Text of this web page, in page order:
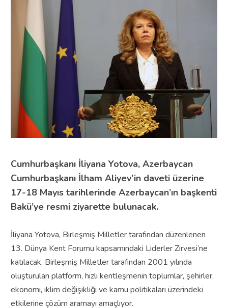
Cumhurbaşkanı İliyana Yotova, Azerbaycan
Cumhurbaşkanı İlham Aliyev’in daveti üzerine
17-18 Mayıs tarihlerinde Azerbaycan’ın başkenti
Bakü’ye resmi ziyarette bulunacak.
İliyana Yotova, Birleşmiş Milletler tarafından düzenlenen
13. Dünya Kent Forumu kapsamındaki Liderler Zirvesi’ne
katılacak. Birleşmiş Milletler tarafından 2001 yılında
oluşturulan platform, hızlı kentleşmenin toplumlar, şehirler,
ekonomi, iklim değişikliği ve kamu politikaları üzerindeki
etkilerine çözüm aramayı amaçlıyor.